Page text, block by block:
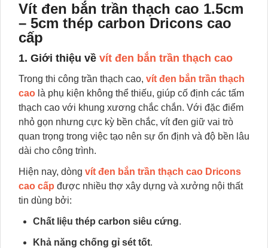
Vít đen bắn trần thạch cao 1.5cm
– 5cm thép carbon Dricons cao
cấp
1. Giới thiệu về vít đen bắn trần thạch cao
Trong thi công trần thạch cao, vít đen bắn trần thạch
cao là phụ kiện không thể thiếu, giúp cố định các tấm
thạch cao với khung xương chắc chắn. Với đặc điểm
nhỏ gọn nhưng cực kỳ bền chắc, vít đen giữ vai trò
quan trọng trong việc tạo nên sự ổn định và độ bền lâu
dài cho công trình.
Hiện nay, dòng vít đen bắn trần thạch cao Dricons
cao cấp được nhiều thợ xây dựng và xưởng nội thất
tin dùng bởi:
Chất liệu thép carbon siêu cứng.
Khả năng chống gỉ sét tốt.